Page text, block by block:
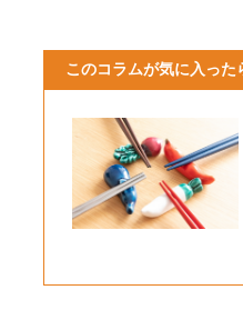
このコラムが気に入った